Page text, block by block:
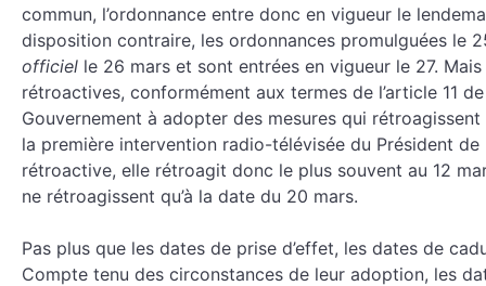
commun, l’ordonnance entre donc en vigueur le
disposition contraire, les ordonnances promulguées le
officiel le 26 mars et sont entrées en vigueur le 27.
rétroactives, conformément aux termes de l’article 11
Gouvernement à adopter des mesures qui
la première intervention radio-télévisée du Président de
rétroactive, elle rétroagit donc le plus souvent au 12
ne rétroagissent qu’à la date du 20 mars.
Pas plus que les dates de prise d’effet, les dates de
Compte tenu des circonstances de leur adoption, les